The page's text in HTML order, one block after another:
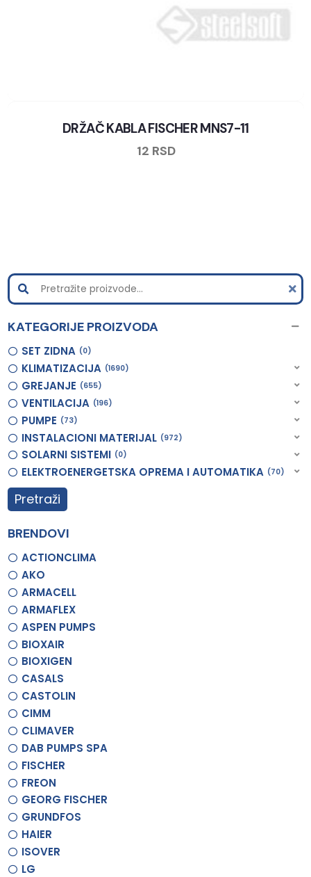
DRŽAČ KABLA FISCHER MNS7-11
12 RSD
KATEGORIJE PROIZVODA
SET ZIDNA 0
KLIMATIZACIJA 1690
GREJANJE 655
VENTILACIJA 196
PUMPE 73
INSTALACIONI MATERIJAL 972
SOLARNI SISTEMI 0
ELEKTROENERGETSKA OPREMA I AUTOMATIKA 70
Pretraži
BRENDOVI
ACTIONCLIMA
AKO
ARMACELL
ARMAFLEX
ASPEN PUMPS
BIOXAIR
BIOXIGEN
CASALS
CASTOLIN
CIMM
CLIMAVER
DAB PUMPS SPA
FISCHER
FREON
GEORG FISCHER
GRUNDFOS
HAIER
ISOVER
LG